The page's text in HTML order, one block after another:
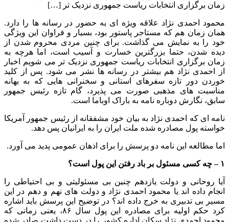
زمان برگزاری انتخابات ریاست جمهوری نزدیک تر […]
محمود احمدی نژاد علاقه ویژه ای به حضور در رسانه ها را دارد.
همان زمان هم که مستاجر پاستور بود، بسیار و فراوان این ویژگی
خود را به نمایش می گذاشت. برای چنین مردی محروم شدن از
دیده شدن، حتما بزرگترین خسارت و آسیب است، اما هرچه به
زمان برگزاری انتخابات ریاست جمهوری نزدیک تر می شویم اخبار
از احمدی نژاد هم بیشتر در رسانه ها نشر می شود. پس از کلید
خوردن دور تازه سفرهای استانی و سخنرانی هایی که به بهانه
مناسبت های مذهبی صورت می پذیرد، گام تازه رئیس جمهور
سابق، نگارش دوباره نامه به باراک اوباما است.
نامه ای که احمدی نژاد به بیان خود مشفقانه از رئیس جمهور آمریکا
خواسته پول مصادره شده ملت ایران را به ایرانیان پس دهد.
اما مطالعه این نامه دو پرسش را برای اذهان عمومی پدید می آورد.
۱ – چه کسی مسئول بر باد رفتن این پول است؟
آیا روحانی و دولت یازدهم چنین بی مسئولیتی و بی احتیاطی را
انجام داده اند یا محمود احمدی نژاد و دولت های نهم و دهم در این
مسیر بی تدبیری به خرج داده اند؟ در توضیح این پرسش باید اشاره
کرد حکم اولیه برای مصادره این پول سال ۸۶، یعنی زمانی که
محمود احمدی نژاد سکان اداره کشور را در دست داشت صادر شده